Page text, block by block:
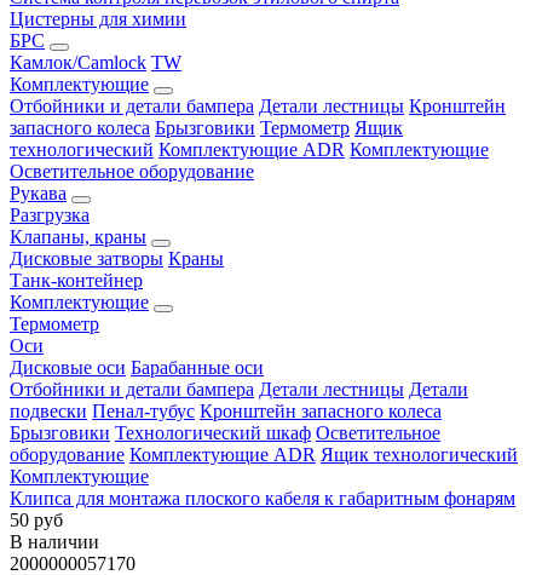
Цистерны для химии
БРС
Камлок/Camlock TW
Комплектующие
Отбойники и детали бампера Детали лестницы Кронштейн
запасного колеса Брызговики Термометр Ящик
технологический Комплектующие ADR Комплектующие
Осветительное оборудование
Рукава
Разгрузка
Клапаны, краны
Дисковые затворы Краны
Танк-контейнер
Комплектующие
Термометр
Оси
Дисковые оси Барабанные оси
Отбойники и детали бампера Детали лестницы Детали
подвески Пенал-тубус Кронштейн запасного колеса
Брызговики Технологический шкаф Осветительное
оборудование Комплектующие ADR Ящик технологический
Комплектующие
Клипса для монтажа плоского кабеля к габаритным фонарям
50 руб
В наличии
2000000057170